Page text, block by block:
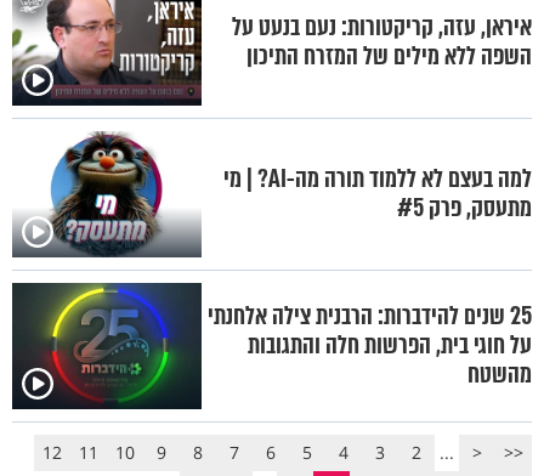
איראן, עזה, קריקטורות: נעם בנעט על
השפה ללא מילים של המזרח התיכון
למה בעצם לא ללמוד תורה מה-AI? | מי
מתעסק, פרק #5
25 שנים להידברות: הרבנית צילה אלחנתי
על חוגי בית, הפרשות חלה והתגובות
מהשטח
<<
<
...
2
3
4
5
6
7
8
9
10
11
12